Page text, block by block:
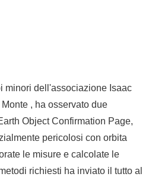
minori dell'associazione Isaac
, ha osservato due
Object Confirmation Page,
pericolosi con orbita
le misure e calcolate le
richiesti ha inviato il tutto al